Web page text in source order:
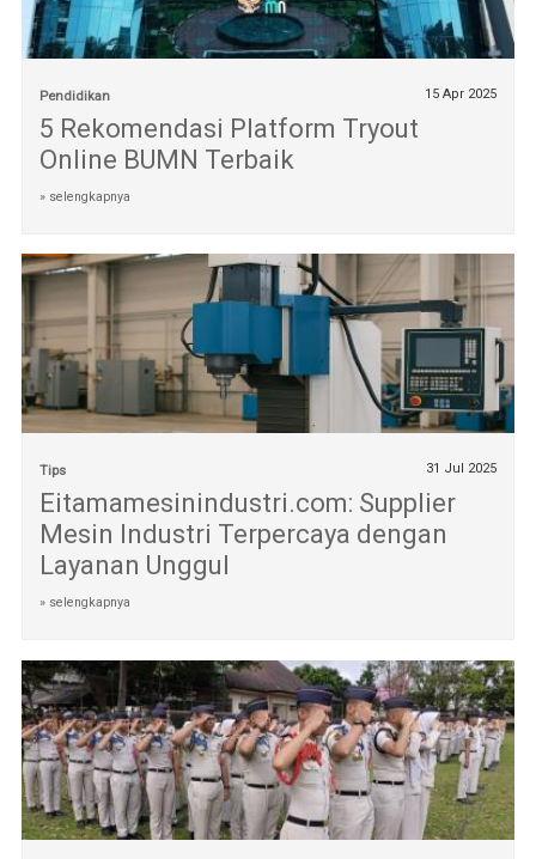
Pendidikan 15 Apr 2025
5 Rekomendasi Platform Tryout
Online BUMN Terbaik
» selengkapnya
Tips 31 Jul 2025
Eitamamesinindustri.com: Supplier
Mesin Industri Terpercaya dengan
Layanan Unggul
» selengkapnya